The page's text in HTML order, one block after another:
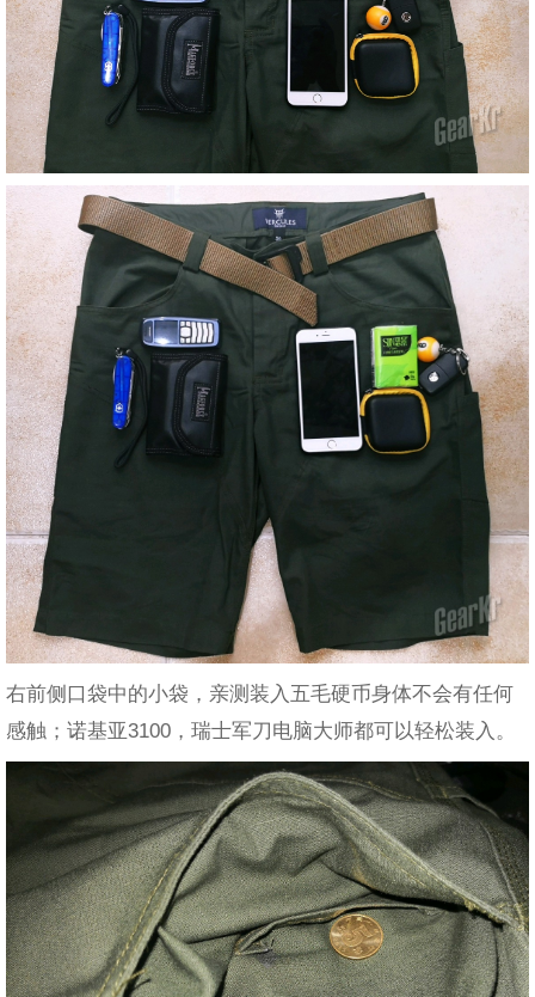
右前侧口袋中的小袋，亲测装入五毛硬币身体不会有任何
感触；诺基亚3100，瑞士军刀电脑大师都可以轻松装入。